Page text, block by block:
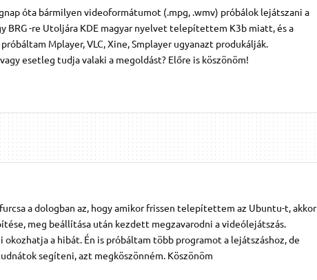
óta bármilyen videoformátumot (.mpg, .wmv) próbálok lejátszani a
BRG -re Utoljára KDE magyar nyelvet telepítettem K3b miatt, és a
Mplayer, VLC, Xine, Smplayer ugyanazt produkálják.
esetleg tudja valaki a megoldást? Előre is köszönöm!
a dologban az, hogy amikor frissen telepítettem az Ubuntu-t, akkor
meg beállítása után kezdett megzavarodni a videólejátszás.
a hibát. Én is próbáltam több programot a lejátszáshoz, de
segíteni, azt megköszönném. Köszönöm